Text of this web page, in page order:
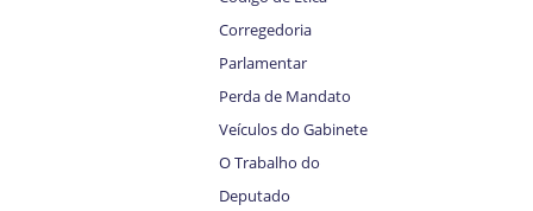
Corregedoria
Parlamentar
Perda de Mandato
Veículos do Gabinete
O Trabalho do
Deputado